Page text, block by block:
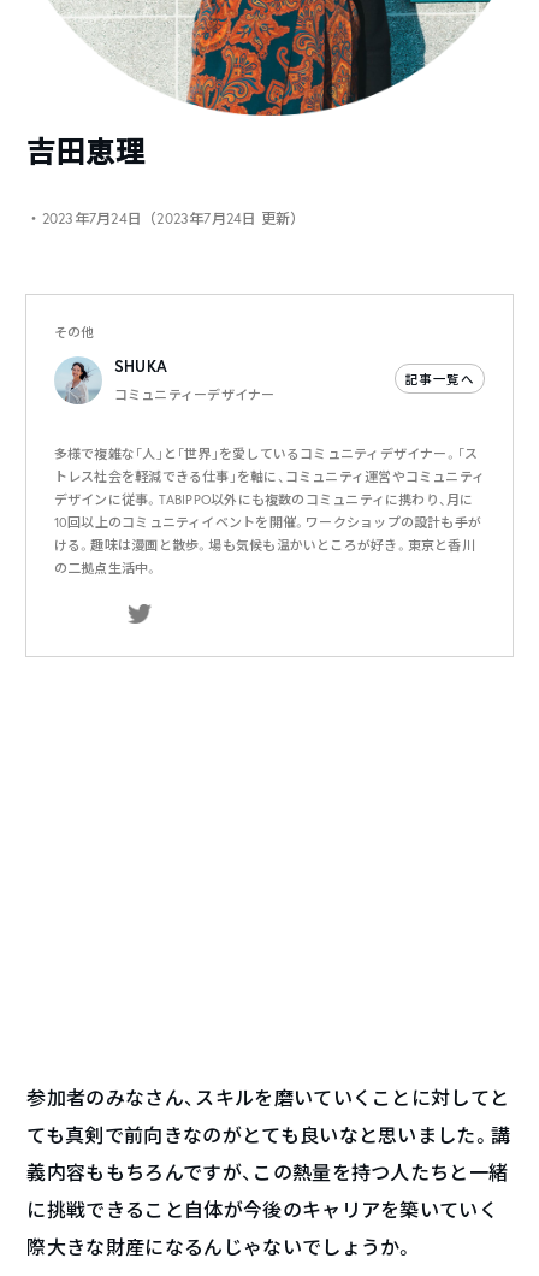
吉田恵理
・2023年7月24日（2023年7月24日 更新）
その他
SHUKA
コミュニティーデザイナー
記事一覧へ
多様で複雑な「人」と「世界」を愛しているコミュニティデザイナー。「ス
トレス社会を軽減できる仕事」を軸に、コミュニティ運営やコミュニティ
デザインに従事。TABIPPO以外にも複数のコミュニティに携わり、月に
10回以上のコミュニティイベントを開催。ワークショップの設計も手が
ける。趣味は漫画と散歩。場も気候も温かいところが好き。東京と香川
の二拠点生活中。
参加者のみなさん、スキルを磨いていくことに対してと
ても真剣で前向きなのがとても良いなと思いました。講
義内容ももちろんですが、この熱量を持つ人たちと一緒
に挑戦できること自体が今後のキャリアを築いていく
際大きな財産になるんじゃないでしょうか。